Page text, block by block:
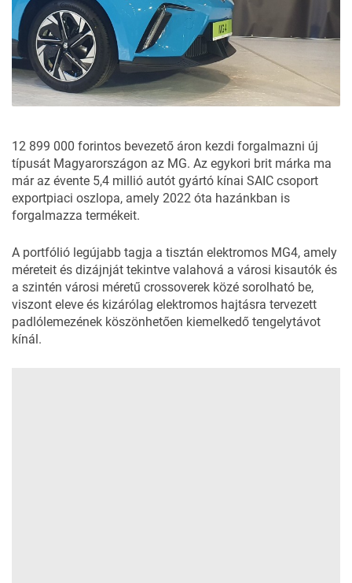
12 899 000 forintos bevezető áron kezdi forgalmazni új
típusát Magyarországon az MG. Az egykori brit márka ma
már az évente 5,4 millió autót gyártó kínai SAIC csoport
exportpiaci oszlopa, amely 2022 óta hazánkban is
forgalmazza termékeit.
A portfólió legújabb tagja a tisztán elektromos MG4, amely
méreteit és dizájnját tekintve valahová a városi kisautók és
a szintén városi méretű crossoverek közé sorolható be,
viszont eleve és kizárólag elektromos hajtásra tervezett
padlólemezének köszönhetően kiemelkedő tengelytávot
kínál.